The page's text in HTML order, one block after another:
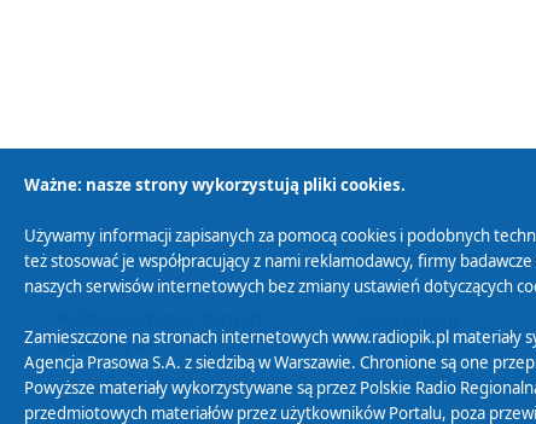
Polityka Prywatności Zasady korzystania
osobowych
Ważne: nasze strony wykorzystują pliki cookies.
Używamy informacji zapisanych za pomocą cookies i podobnych
też stosować je współpracujący z nami reklamodawcy, firmy
naszych serwisów internetowych bez zmiany ustawień dotyczących
Zamieszczone na stronach internetowych www.radiopik.pl materiały
Agencja Prasowa S.A. z siedzibą w Warszawie. Chronione są one
Powyższe materiały wykorzystywane są przez Polskie Radio
przedmiotowych materiałów przez użytkowników Portalu, poza